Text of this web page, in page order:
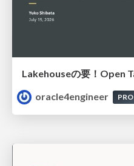
oracle4engineer
PRO